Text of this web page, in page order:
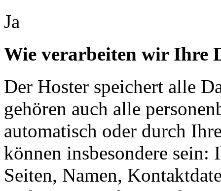
Ja
Wie verarbeiten wir Ihre
Der Hoster speichert alle
gehören auch alle
automatisch oder durch
können insbesondere sein:
Seiten, Namen,